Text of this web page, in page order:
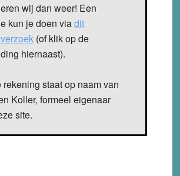
wij dan weer! Een
kun je doen viadit
(of klik op de
hiernaast).
rekening staat op naam van
Koller, formeel eigenaar
site.